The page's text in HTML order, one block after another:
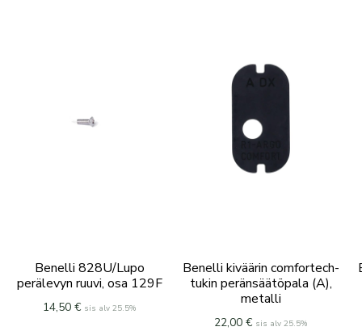
Benelli 828U/Lupo
perälevyn ruuvi, osa 129F
14,50 € sis alv 25.5%
Benelli kiväärin comfortech-
tukin peränsäätöpala (A),
metalli
22,00 € sis alv 25.5%